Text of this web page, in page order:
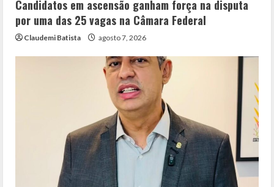
Candidatos em ascensão ganham força na disputa
por uma das 25 vagas na Câmara Federal
Claudemi Batista agosto 7, 2026